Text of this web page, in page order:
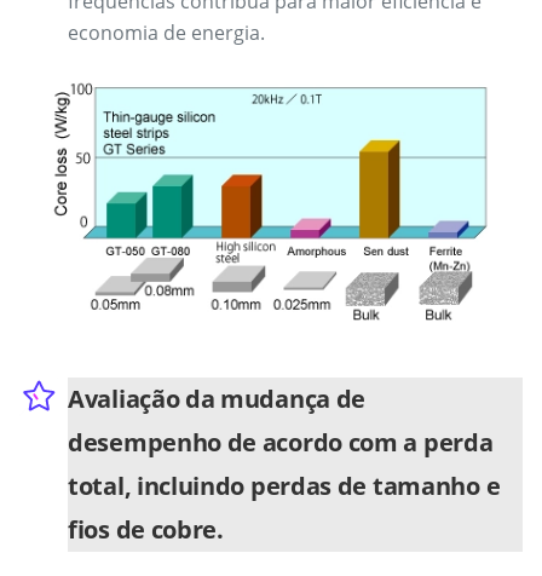
economia de energia.
Avaliação da mudança de
desempenho de acordo com a perda
total, incluindo perdas de tamanho e
fios de cobre.